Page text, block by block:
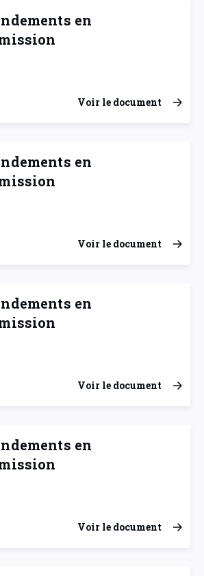
en
Voir le document
en
Voir le document
en
1975
Voir le document
en
Voir le document